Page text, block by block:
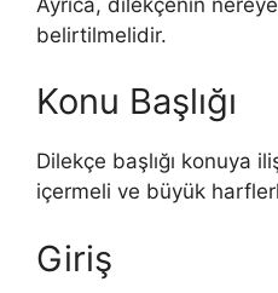
belirtilmelidir.
Konu Başlığı
Dilekçe başlığı konuya
içermeli ve büyük
Giriş